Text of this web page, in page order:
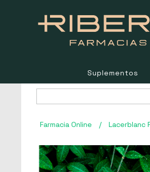
Suplementos
Farmacia Online / Lacerblanc